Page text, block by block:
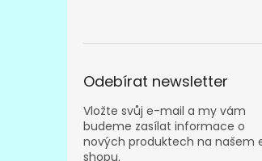
Odebírat newsletter
Vložte svůj e-mail a my vám
budeme zasílat informace o
nových produktech na našem
shopu.